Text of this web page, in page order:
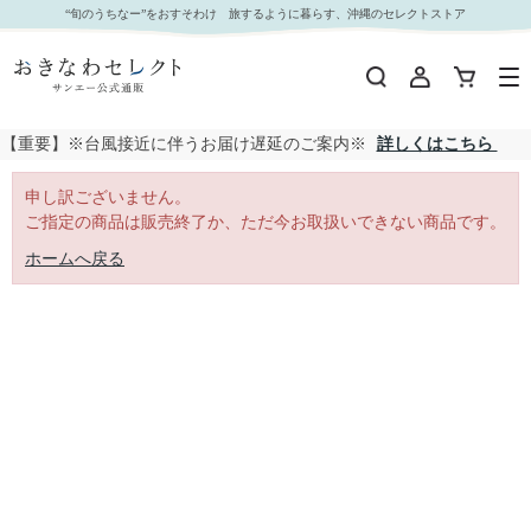
｜おきなわセレクト サンエー公式通販
“旬のうちなー”をおすそわけ 旅するように暮らす、沖縄のセレクトストア
【重要】※台風接近に伴うお届け遅延のご案内※ 詳しくはこちら
申し訳ございません。
ご指定の商品は販売終了か、ただ今お取扱いできない商品です。
ホームへ戻る